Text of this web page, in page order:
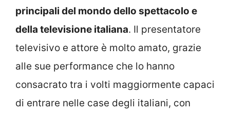
principali del mondo dello spettacolo e
della televisione italiana. Il presentatore
televisivo e attore è molto amato, grazie
alle sue performance che lo hanno
consacrato tra i volti maggiormente capaci
di entrare nelle case degli italiani, con